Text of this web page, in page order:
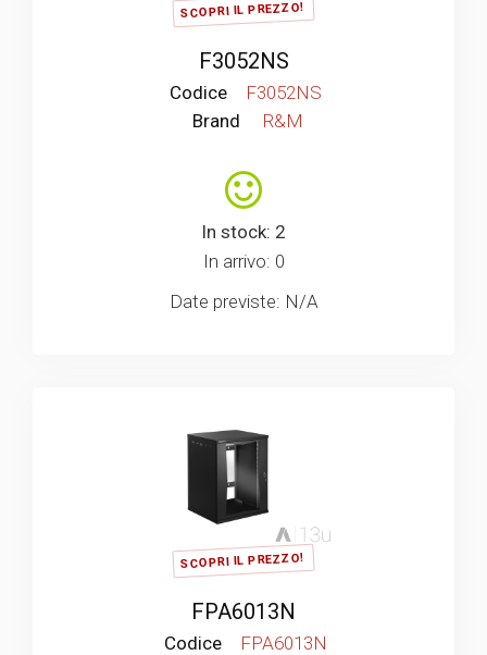
SCOPRI IL PREZZO!
F3052NS
Codice
F3052NS
Brand
R&M
In stock: 2
In arrivo: 0
Date previste: N/A
SCOPRI IL PREZZO!
FPA6013N
Codice
FPA6013N